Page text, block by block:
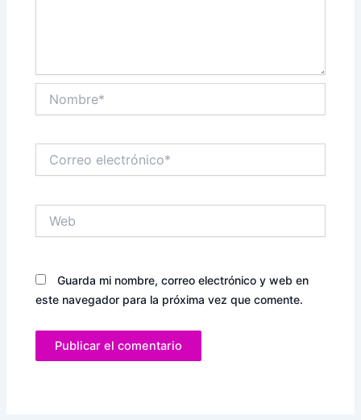
electrónico*
Guarda mi nombre, correo electrónico y web en
este navegador para la próxima vez que comente.